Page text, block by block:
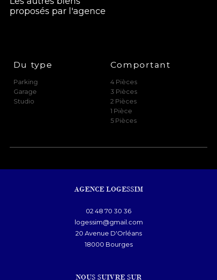
proposés par l'agence
Du type
Parking
Garage
Studio
Comportant
4 Pièces
3 Pièces
2 Pièces
1 Pièce
5 Pièces
AGENCE LOGESSIM
02 48 70 30 36
logessim@gmail.com
20 Avenue D'Orléans
18000
bourges
NOUS SUIVRE SUR